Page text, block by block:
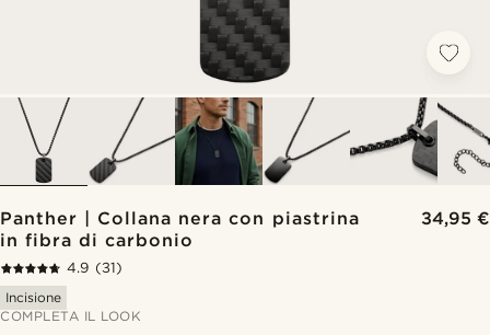
Panther | Collana nera con piastrina
in fibra di carbonio
34,95 €
4.9 (31)
Incisione
COMPLETA IL LOOK